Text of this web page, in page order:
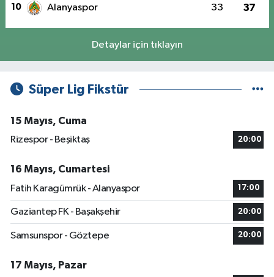
10 Alanyaspor 33 37
Detaylar için tıklayın
Süper Lig Fikstür
15 Mayıs, Cuma
Rizespor - Beşiktaş
20:00
16 Mayıs, Cumartesi
Fatih Karagümrük - Alanyaspor
17:00
Gaziantep FK - Başakşehir 20:00
Samsunspor - Göztepe 20:00
17 Mayıs, Pazar